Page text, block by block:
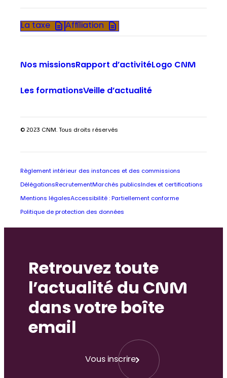
La taxe Affiliation
Nos missionsRapport d’activitéLogo CNM
Les formationsVeille d’actualité
© 2023 CNM. Tous droits réservés
Règlement intérieur des instances et des commissions
Délégations RecrutementMarchés publics Index et certifications
Mentions légalesAccessibilité : Partiellement conforme
Politique de protection des données
Retrouvez toute
l’actualité du CNM
dans votre boîte
email
Vous inscrire